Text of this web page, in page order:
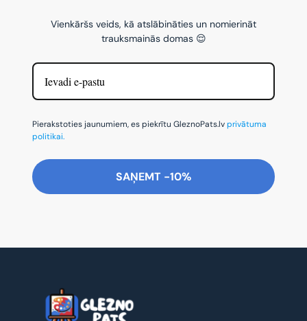
Vienkāršs veids, kā atslābināties un nomierināt
trauksmainās domas 😌
Pierakstoties jaunumiem, es piekrītu GleznoPats.lvprivātuma
politikai.
SAŅEMT -10%